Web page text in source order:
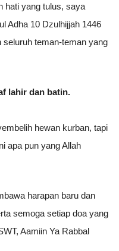
hati yang tulus, saya
Adha 10 Dzulhijjah 1446
seluruh teman-teman yang
lahir dan batin.
hewan kurban, tapi
apa pun yang Allah
harapan baru dan
semoga setiap doa yang
Aamiin Ya Rabbal